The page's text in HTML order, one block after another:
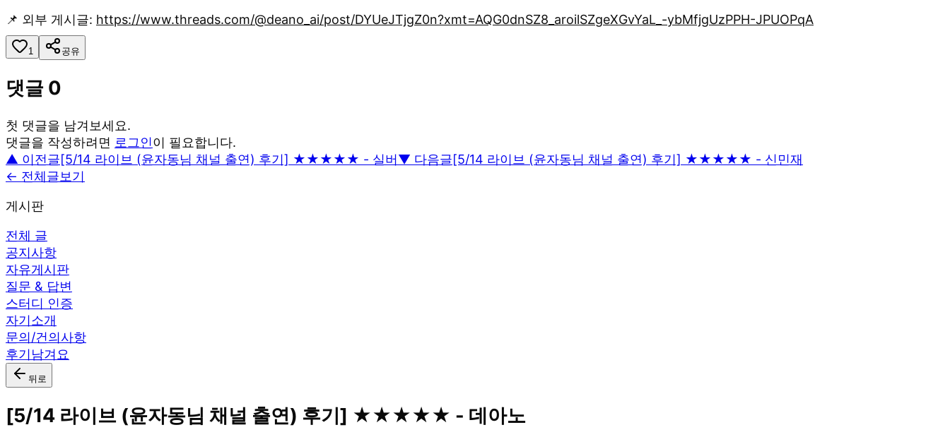
📌 외부 게시글: https://www.threads.com/@deano_ai/post/DYUeJTjgZ0n?xmt=AQG0dnSZ8_aroilSZgeXGvYaL_-ybMfjgUzPPH-JPUOPqA
1 공유
댓글 0
첫 댓글을 남겨보세요.
댓글을 작성하려면 로그인이 필요합니다.
▲ 이전글[5/14 라이브 (윤자동님 채널 출연) 후기] ★★★★★ - 실버▼ 다음글[5/14 라이브 (윤자동님 채널 출연) 후기] ★★★★★ - 신민재
← 전체글보기
게시판
전체 글
공지사항
자유게시판
질문 & 답변
스터디 인증
자기소개
문의/건의사항
후기남겨요
뒤로
[5/14 라이브 (윤자동님 채널 출연) 후기] ★★★★★ - 데아노